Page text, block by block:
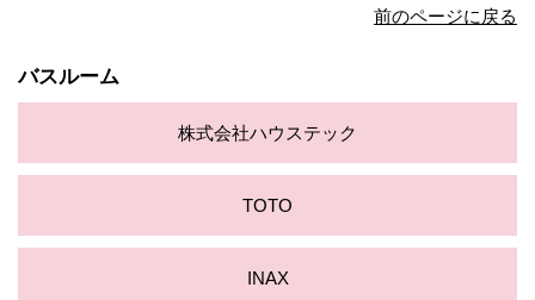
前のページに戻る
バスルーム
株式会社ハウステック
TOTO
INAX